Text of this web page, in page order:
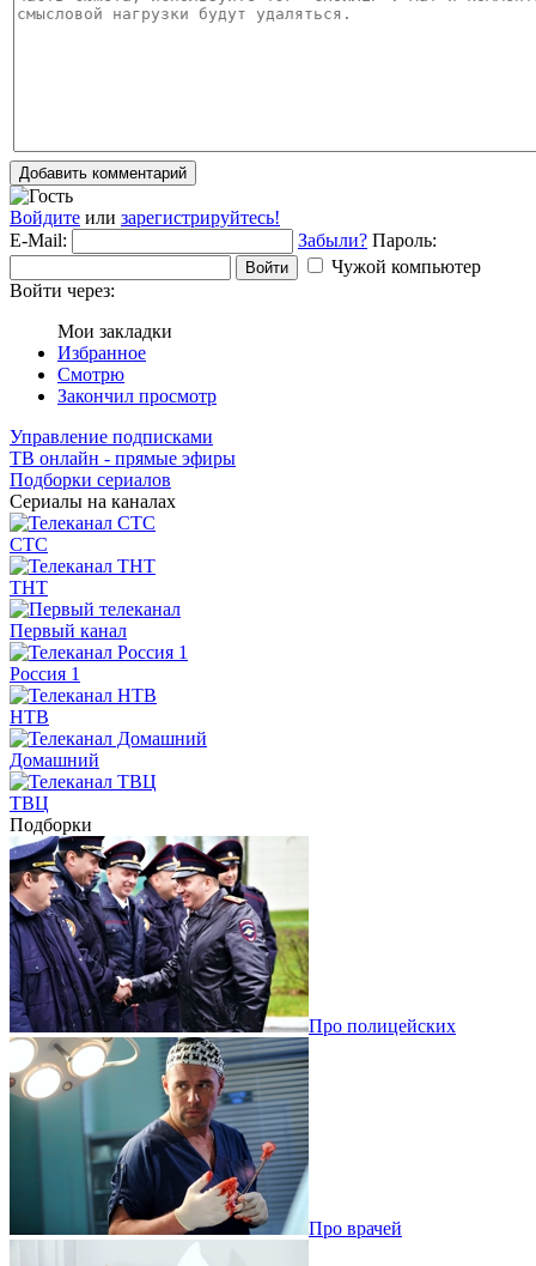
Добавить комментарий
Войдите или зарегистрируйтесь!
E-Mail:
Забыли? Пароль:
Войти
Чужой компьютер
Войти через:
Мои закладки
Избранное
Смотрю
Закончил просмотр
Управление подписками
ТВ онлайн - прямые эфиры
Подборки сериалов
Сериалы на каналах
СТС
ТНТ
Первый канал
Россия 1
НТВ
Домашний
ТВЦ
Подборки
Про полицейских
Про врачей